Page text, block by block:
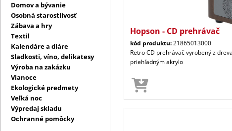
Domov a bývanie
Osobná starostlivosť
Zábava a hry
Textil
Kalendáre a diáre
Sladkosti, víno, delikatesy
Výroba na zakázku
Vianoce
Ekologické predmety
Veľká noc
Výpredaj skladu
Ochranné pomôcky
Hopson - CD prehrávač
kód produktu:21865013000
Retro CD prehrávač vyrobený z
priehľadným akrylo